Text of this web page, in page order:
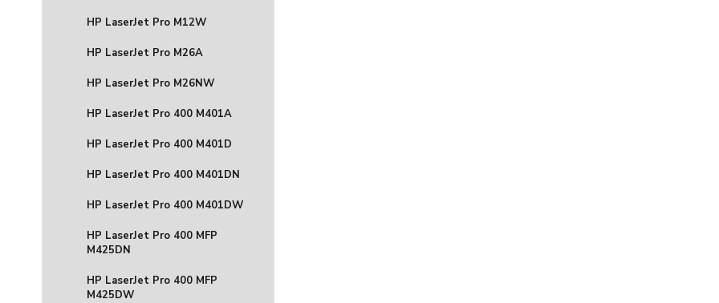
HP LaserJet Pro M12W
HP LaserJet Pro M26A
HP LaserJet Pro M26NW
HP LaserJet Pro 400 M401A
HP LaserJet Pro 400 M401D
HP LaserJet Pro 400 M401DN
HP LaserJet Pro 400 M401DW
HP LaserJet Pro 400 MFP
M425DN
HP LaserJet Pro 400 MFP
M425DW